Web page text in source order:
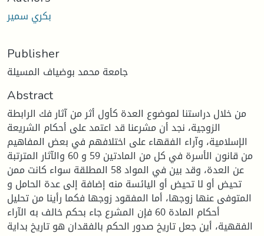
بكري سمير
Publisher
جامعة محمد بوضياف المسيلة
Abstract
من خلال دراستنا لموضوع العدة كأول أثر من آثار فك الرابطة
الزوجية، نجد أن مشرعنا قد اعتمد على أحكام الشريعة
الإسلامية، وآراء الفقهاء على اختلافهم في بعض المفاهيم
من قانون الأسرة في كل من المادتين 59 و 60 والآثار المترتبة
عن العدة، وقد بين في المواد 58 المطلقة سواء كانت ممن
تحيض أو لا تحيض أو اليائسة منه إضافة إلى عدة الحامل و
المتوفى عنها زوجها، أما المفقود زوجها فكما رأينا من تحليل
أحكام المادة 60 فإن المشرع جاء بحكم خالف به الآراء
الفقهية، أين جعل تاريخ صدور الحكم بالفقدان هو تاريخ بداية